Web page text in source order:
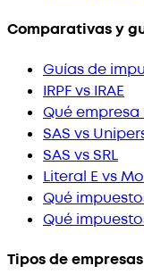
Comparativas y
Guías de
IRPF vs IRAE
Qué
SAS vs
SAS vs SRL
Literal E vs
Qué
Qué
Tipos de empresas